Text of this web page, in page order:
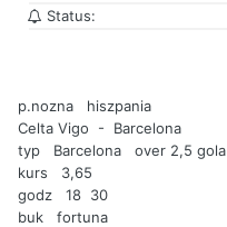
Status:
p.nozna hiszpania
Celta Vigo - Barcelona
typ Barcelona over 2,5 gola
kurs 3,65
godz 18 30
buk fortuna